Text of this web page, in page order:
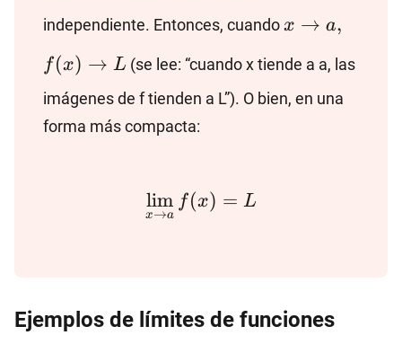
independiente. Entonces, cuando x\to
x → a,
f(x) → L (se lee: “cuando x tiende a a, las
imágenes de f tienden a L”). O bien, en una
forma más compacta:
\lim_ {x\to a} f(x)=L
x→a
lim f (x) = L
Ejemplos de límites de funciones